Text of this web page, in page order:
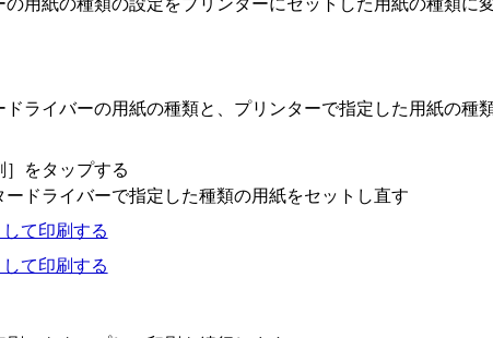
ドライバーの用紙の種類と、プリンターで指定した用紙の種
］をタップする
ードライバーで指定した種類の用紙をセットし直す
て印刷する
て印刷する